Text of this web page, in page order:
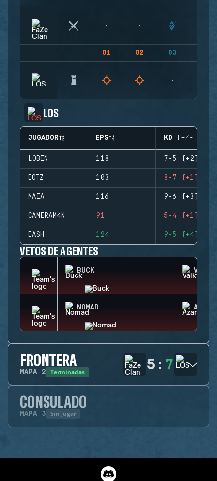
01 02 03
LOS
JUGADOR EPS KD (+/-)
LOBIN 118 7-5 (+2)
DOTZ 103 8-7 (+1)
MAIA 116 9-6 (+3)
CAMERAM4N 91 5-4 (+1)
DASH 124 9-5 (+4)
VETOS DE AGENTES
BUCK
NOMAD AZAMI
FRONTERA
MAPA 2 Terminadas 5 : 7
CONSULADO
MAPA 3 Sin jugar